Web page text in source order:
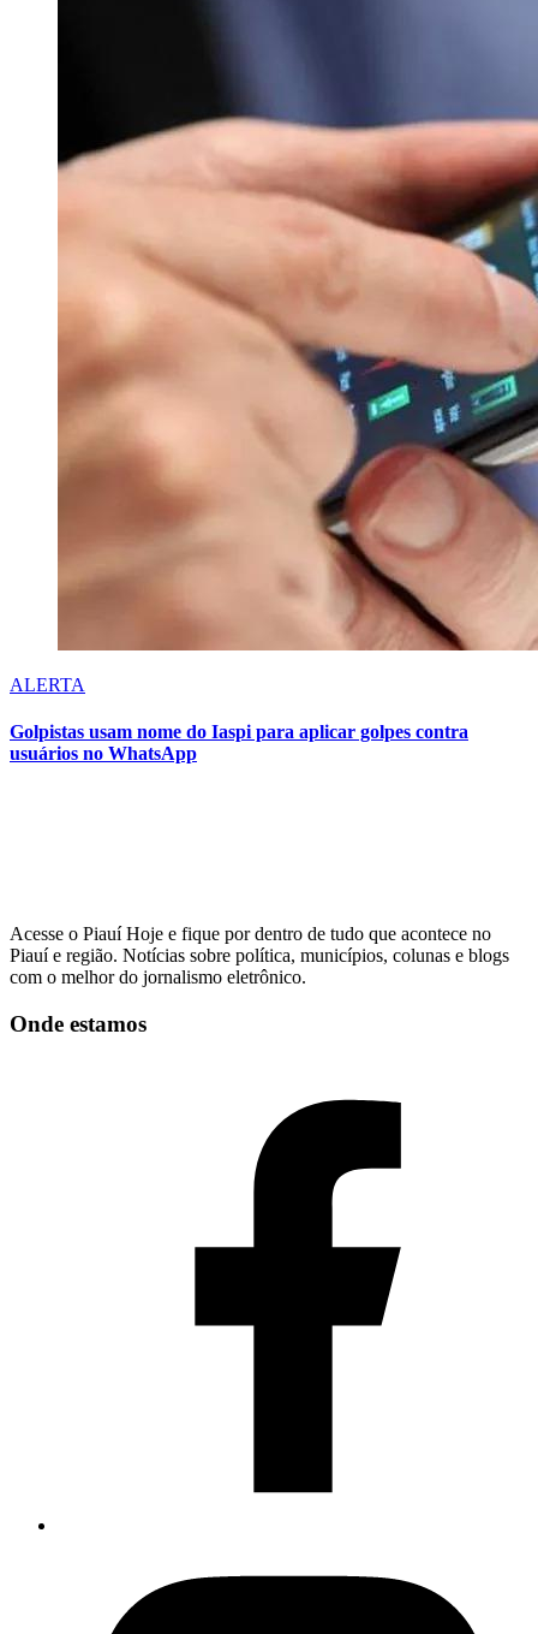
ALERTA
Golpistas usam nome do Iaspi para aplicar golpes contra
usuários no WhatsApp
Acesse o Piauí Hoje e fique por dentro de tudo que acontece no
Piauí e região. Notícias sobre política, municípios, colunas e blogs
com o melhor do jornalismo eletrônico.
Onde estamos